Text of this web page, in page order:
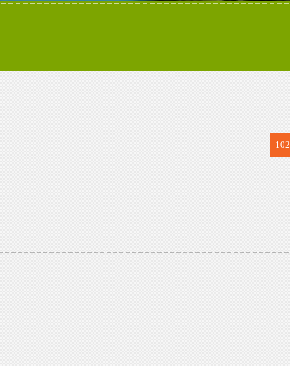
102